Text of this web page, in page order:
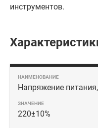
инструментов.
Напряжение
220±10%